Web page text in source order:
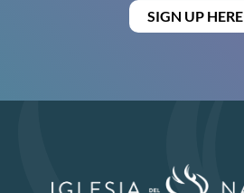
SIGN UP HERE